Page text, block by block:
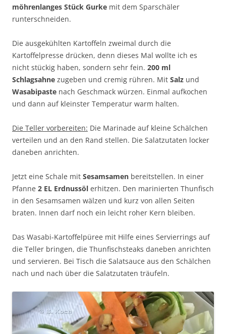
möhrenlanges Stück Gurke mit dem Sparschäler
runterschneiden.
Die ausgekühlten Kartoffeln zweimal durch die
Kartoffelpresse drücken, denn dieses Mal wollte ich es
nicht stückig haben, sondern sehr fein. 200 ml
Schlagsahne zugeben und cremig rühren. Mit Salz und
Wasabipaste nach Geschmack würzen. Einmal aufkochen
und dann auf kleinster Temperatur warm halten.
Die Teller vorbereiten: Die Marinade auf kleine Schälchen
verteilen und an den Rand stellen. Die Salatzutaten locker
daneben anrichten.
Jetzt eine Schale mit Sesamsamen bereitstellen. In einer
Pfanne 2 EL Erdnussöl erhitzen. Den marinierten Thunfisch
in den Sesamsamen wälzen und kurz von allen Seiten
braten. Innen darf noch ein leicht roher Kern bleiben.
Das Wasabi-Kartoffelpüree mit Hilfe eines Servierrings auf
die Teller bringen, die Thunfischsteaks daneben anrichten
und servieren. Bei Tisch die Salatsauce aus den Schälchen
nach und nach über die Salatzutaten träufeln.